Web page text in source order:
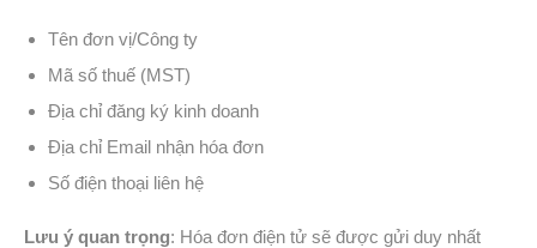
Tên đơn vị/Công ty
Mã số thuế (MST)
Địa chỉ đăng ký kinh doanh
Địa chỉ Email nhận hóa đơn
Số điện thoại liên hệ
Lưu ý quan trọng: Hóa đơn điện tử sẽ được gửi duy nhất